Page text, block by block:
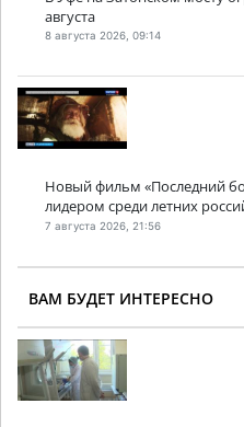
августа
8 августа 2026, 09:14
Новый фильм «Последний
лидером среди летних
7 августа 2026, 21:56
ВАМ БУДЕТ ИНТЕРЕСНО